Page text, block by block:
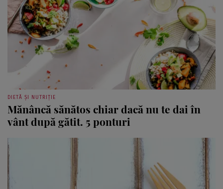
DIETĂ ȘI NUTRIȚIE
Mănâncă sănătos chiar dacă nu te dai în
vânt după gătit. 5 ponturi